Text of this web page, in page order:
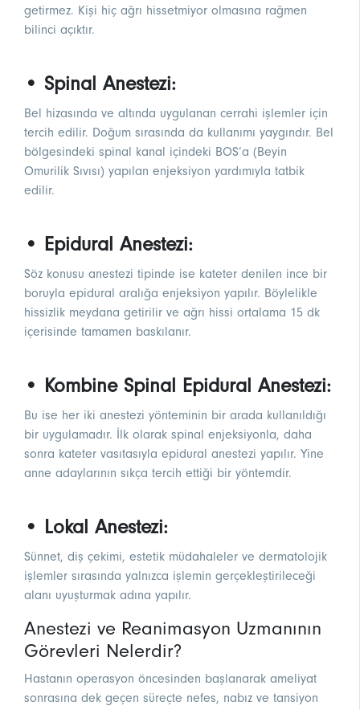
getirmez. Kişi hiç ağrı hissetmiyor olmasına rağmen
bilinci açıktır.
• Spinal Anestezi:
Bel hizasında ve altında uygulanan cerrahi işlemler için
tercih edilir. Doğum sırasında da kullanımı yaygındır. Bel
bölgesindeki spinal kanal içindeki BOS’a (Beyin
Omurilik Sıvısı) yapılan enjeksiyon yardımıyla tatbik
edilir.
• Epidural Anestezi:
Söz konusu anestezi tipinde ise kateter denilen ince bir
boruyla epidural aralığa enjeksiyon yapılır. Böylelikle
hissizlik meydana getirilir ve ağrı hissi ortalama 15 dk
içerisinde tamamen baskılanır.
• Kombine Spinal Epidural Anestezi:
Bu ise her iki anestezi yönteminin bir arada kullanıldığı
bir uygulamadır. İlk olarak spinal enjeksiyonla, daha
sonra kateter vasıtasıyla epidural anestezi yapılır. Yine
anne adaylarının sıkça tercih ettiği bir yöntemdir.
• Lokal Anestezi:
Sünnet, diş çekimi, estetik müdahaleler ve dermatolojik
işlemler sırasında yalnızca işlemin gerçekleştirileceği
alanı uyuşturmak adına yapılır.
Anestezi ve Reanimasyon Uzmanının
Görevleri Nelerdir?
Hastanın operasyon öncesinden başlanarak ameliyat
sonrasına dek geçen süreçte nefes, nabız ve tansiyon